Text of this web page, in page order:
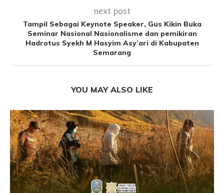
next post
Tampil Sebagai Keynote Speaker, Gus Kikin Buka
Seminar Nasional Nasionalisme dan pemikiran
Hadrotus Syekh M Hasyim Asy’ari di Kabupaten
Semarang
YOU MAY ALSO LIKE